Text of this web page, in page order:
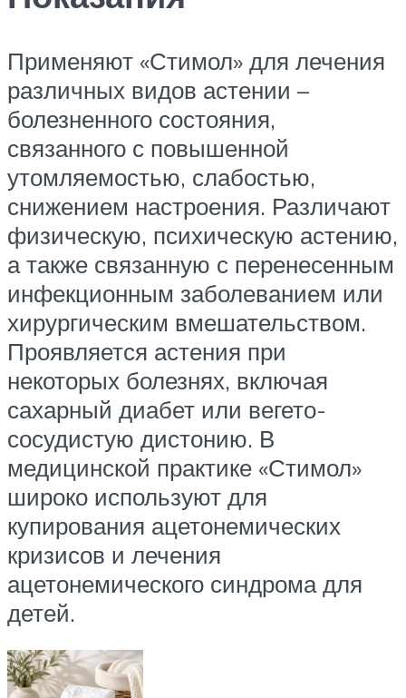
Применяют «Стимол» для лечения
различных видов астении –
болезненного состояния,
связанного с повышенной
утомляемостью, слабостью,
снижением настроения. Различают
физическую, психическую астению,
а также связанную с перенесенным
инфекционным заболеванием или
хирургическим вмешательством.
Проявляется астения при
некоторых болезнях, включая
сахарный диабет или вегето-
сосудистую дистонию. В
медицинской практике «Стимол»
широко используют для
купирования ацетонемических
кризисов и лечения
ацетонемического синдрома для
детей.